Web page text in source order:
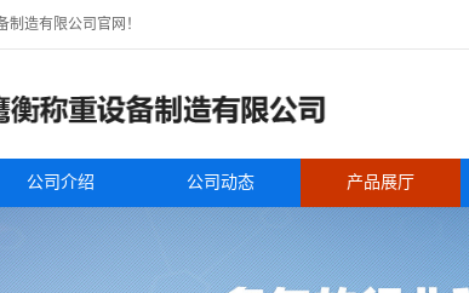
造有限公司官网！
公司介绍 公司动态 产品展厅